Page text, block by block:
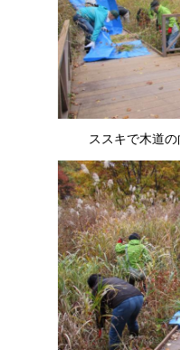
ススキで木道の